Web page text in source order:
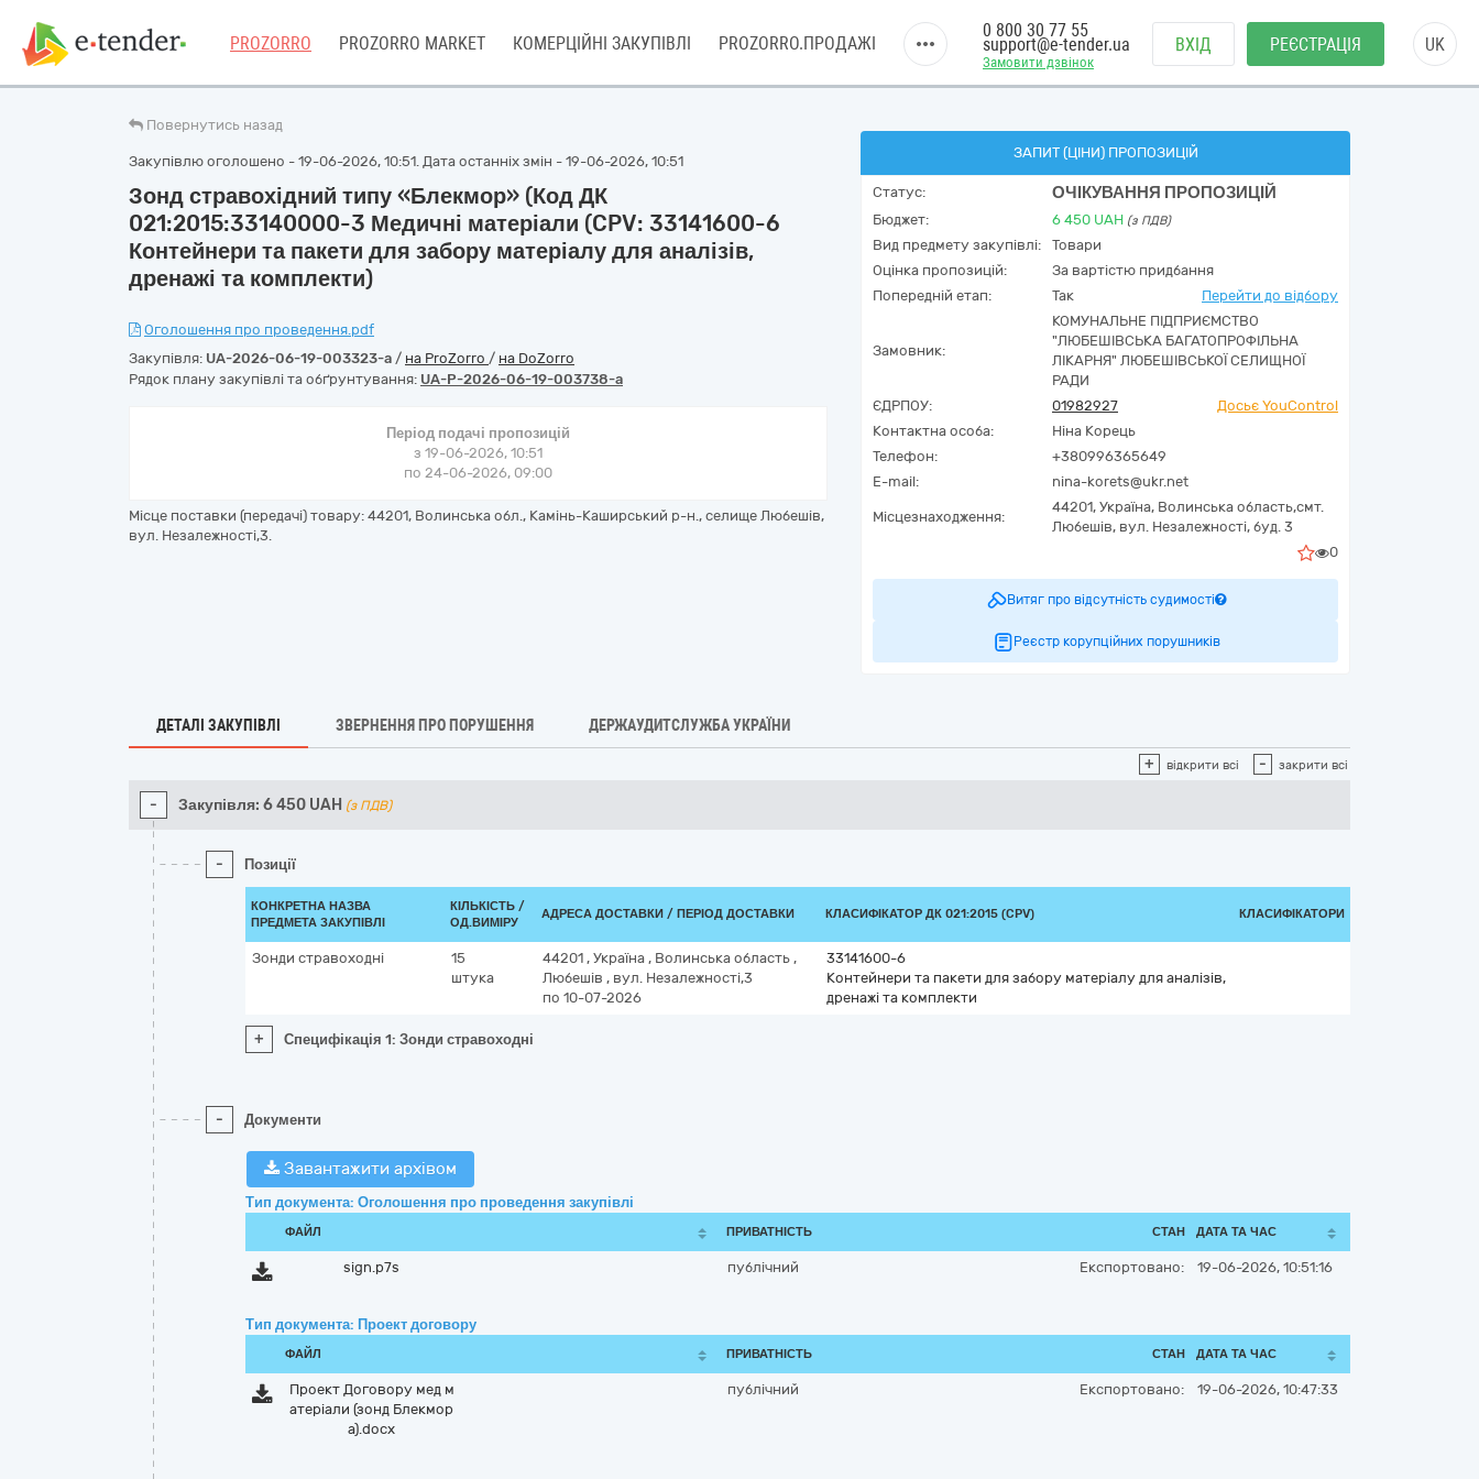
PROZORRO PROZORRO MARKET КОМЕРЦІЙНІ ЗАКУПІВЛІ PROZORRO.ПРОДАЖІ
Замовити дзвінок
0 800 30 77 55
support@e-tender.ua ВХІД РЕЄСТРАЦІЯ UK
Повернутись назад
Закупівлю оголошено - 19-06-2026, 10:51. Дата останніх змін - 19-06-2026, 10:51
Зонд стравохідний типу «Блекмор» (Код ДК
021:2015:33140000-3 Медичні матеріали (CPV: 33141600-6
Контейнери та пакети для забору матеріалу для аналізів,
дренажі та комплекти)
Оголошення про проведення.pdf
Закупівля: UA-2026-06-19-003323-a / на ProZorro / на DoZorro
Рядок плану закупівлі та обґрунтування: UA-P-2026-06-19-003738-a
Період подачі пропозицій
з 19-06-2026, 10:51
по 24-06-2026, 09:00
Місце поставки (передачі) товару: 44201, Волинська обл., Камінь-Каширський р-н., селище Любешів,
вул. Незалежності,3.
ЗАПИТ (ЦІНИ) ПРОПОЗИЦІЙ
Статус: ОЧІКУВАННЯ ПРОПОЗИЦІЙ
Бюджет: 6 450 UAH (з ПДВ)
Вид предмету закупівлі:
Товари
Оцінка пропозицій:
За вартістю придбання
Попередній етап:
Так Перейти до відбору
Замовник:
КОМУНАЛЬНЕ ПІДПРИЄМСТВО
"ЛЮБЕШІВСЬКА БАГАТОПРОФІЛЬНА
ЛІКАРНЯ" ЛЮБЕШІВСЬКОЇ СЕЛИЩНОЇ
РАДИ
ЄДРПОУ:
01982927
Досьє YouControl
Контактна особа:
Ніна Корець
Телефон:
+380996365649
E-mail:
nina-korets@ukr.net
Місцезнаходження:
44201, Україна, Волинська область,смт.
Любешів, вул. Незалежності, буд. 3
0
Витяг про відсутність судимості
Реєстр корупційних порушників
ДЕТАЛІ ЗАКУПІВЛІ ЗВЕРНЕННЯ ПРО ПОРУШЕННЯ ДЕРЖАУДИТСЛУЖБА УКРАЇНИ
+ відкрити всі - закрити всі
- Закупівля: 6 450 UAH (з ПДВ)
- Позиції
КОНКРЕТНА НАЗВА
ПРЕДМЕТА ЗАКУПІВЛІ
КІЛЬКІСТЬ /
ОД.ВИМІРУ
АДРЕСА ДОСТАВКИ / ПЕРІОД ДОСТАВКИ КЛАСИФІКАТОР ДК 021:2015 (CPV) КЛАСИФІКАТОРИ
Зонди стравоходні
15
штука
44201 , Україна , Волинська область ,
Любешів , вул. Незалежності,3
по 10-07-2026
33141600-6
Контейнери та пакети для забору матеріалу для аналізів,
дренажі та комплекти
+ Специфікація 1: Зонди стравоходні
- Документи
Завантажити архівом
Тип документа: Оголошення про проведення закупівлі
ФАЙЛ ПРИВАТНІСТЬ СТАН ДАТА ТА ЧАС
sign.p7s публічний Експортовано: 19-06-2026, 10:51:16
Тип документа: Проект договору
ФАЙЛ ПРИВАТНІСТЬ СТАН ДАТА ТА ЧАС
Проект Договору мед м
атеріали (зонд Блекмор
а).docx
публічний Експортовано: 19-06-2026, 10:47:33